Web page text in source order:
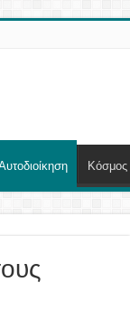
Κόσμος